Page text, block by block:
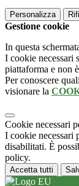
Personalizza
Gestione cookie
In questa
I cookie necessari
piattaforma e non
Per conoscere
visionare la
Cookie necessari
I cookie necessari
disabilitati. È
policy.
Accetta tutti